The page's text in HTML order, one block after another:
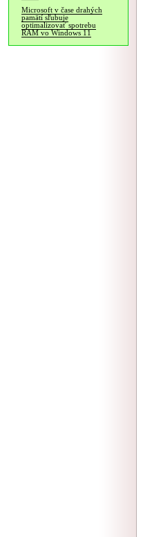
Microsoft v čase drahých
pamätí sľubuje
optimalizovať spotrebu
RAM vo Windows 11